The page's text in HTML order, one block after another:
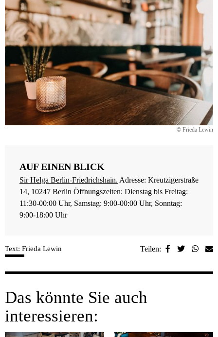
© Frieda Lewin
AUF EINEN BLICK
Sir Helga Berlin-Friedrichshain. Adresse: Kreutzigerstraße
14, 10247 Berlin Öffnungszeiten: Dienstag bis Freitag:
11:30-00:00 Uhr, Samstag: 9:00-00:00 Uhr, Sonntag:
9:00-18:00 Uhr
Text: Frieda Lewin Teilen:
Das könnte Sie auch
interessieren: